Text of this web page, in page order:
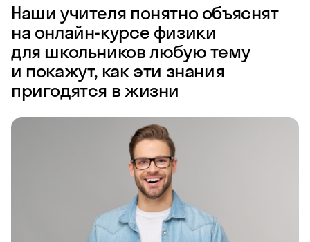
Наши учителя понятно объяснят
на онлайн-курсе физики
для школьников любую тему
и покажут, как эти знания
пригодятся в жизни